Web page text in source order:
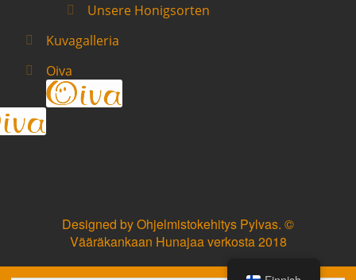
Unsere Honigsorten
Kuvagalleria
Oiva
Designed byOhjelmistokehitys Pylvas. ©
Vääräkankaan Hunajaa verkosta 2018